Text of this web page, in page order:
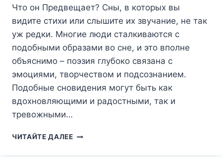
Что он Предвещает? Сны, в которых вы
видите стихи или слышите их звучание, не так
уж редки. Многие люди сталкиваются с
подобными образами во сне, и это вполне
объяснимо – поэзия глубоко связана с
эмоциями, творчеством и подсознанием.
Подобные сновидения могут быть как
вдохновляющими и радостными, так и
тревожными…
ЧИТАЙТЕ ДАЛЕЕСТИХ-